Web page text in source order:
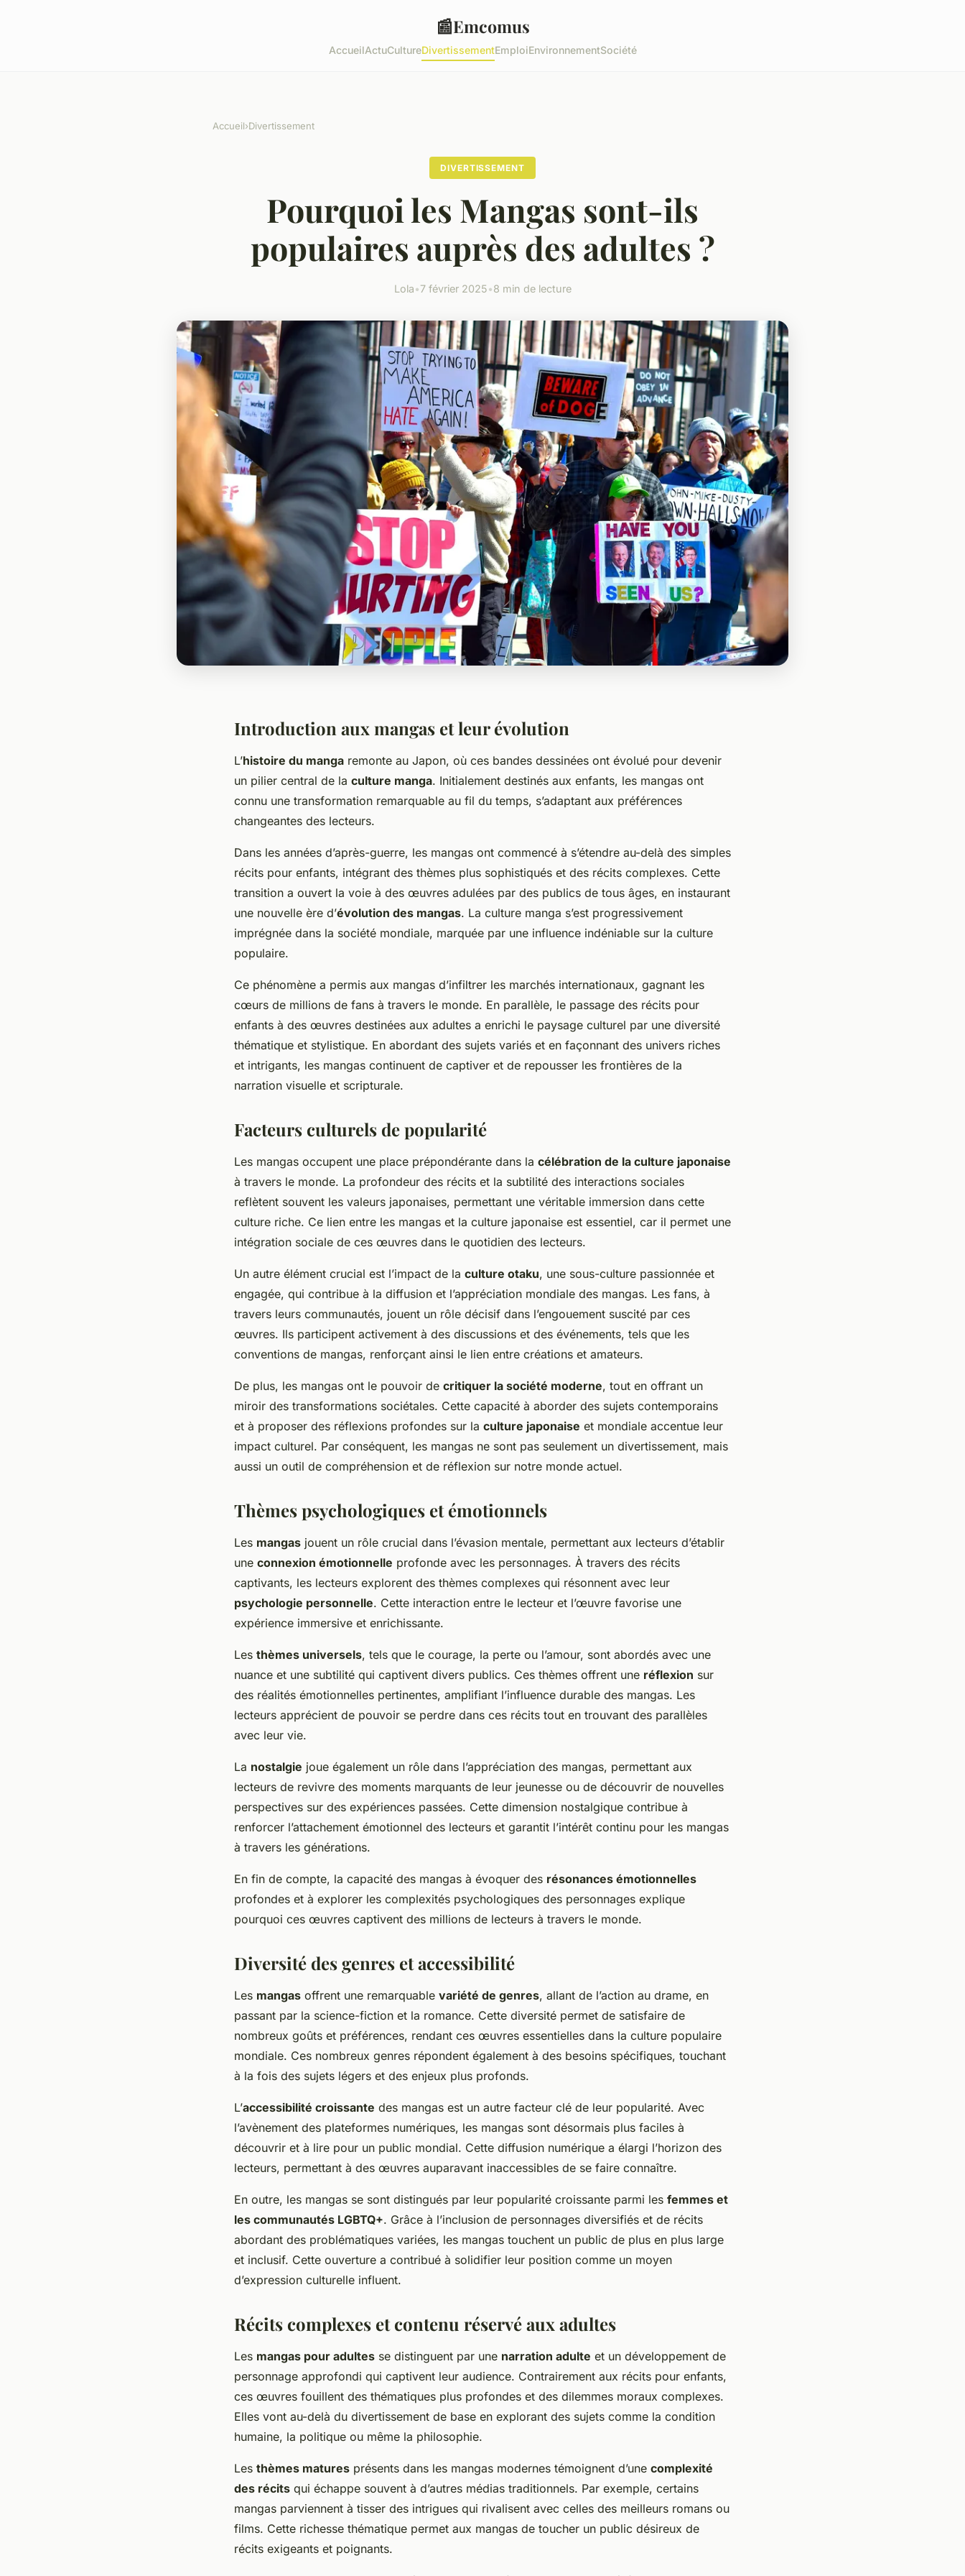
📰Emcomus
AccueilActuCultureDivertissementEmploiEnvironnementSociété
Accueil›Divertissement
DIVERTISSEMENT
Pourquoi les Mangas sont-ils
populaires auprès des adultes ?
Lola•7 février 2025•8 min de lecture
Introduction aux mangas et leur évolution
L’histoire du manga remonte au Japon, où ces bandes dessinées ont évolué pour devenir
un pilier central de la culture manga. Initialement destinés aux enfants, les mangas ont
connu une transformation remarquable au fil du temps, s’adaptant aux préférences
changeantes des lecteurs.
Dans les années d’après-guerre, les mangas ont commencé à s’étendre au-delà des simples
récits pour enfants, intégrant des thèmes plus sophistiqués et des récits complexes. Cette
transition a ouvert la voie à des œuvres adulées par des publics de tous âges, en instaurant
une nouvelle ère d’évolution des mangas. La culture manga s’est progressivement
imprégnée dans la société mondiale, marquée par une influence indéniable sur la culture
populaire.
Ce phénomène a permis aux mangas d’infiltrer les marchés internationaux, gagnant les
cœurs de millions de fans à travers le monde. En parallèle, le passage des récits pour
enfants à des œuvres destinées aux adultes a enrichi le paysage culturel par une diversité
thématique et stylistique. En abordant des sujets variés et en façonnant des univers riches
et intrigants, les mangas continuent de captiver et de repousser les frontières de la
narration visuelle et scripturale.
Facteurs culturels de popularité
Les mangas occupent une place prépondérante dans la célébration de la culture japonaise
à travers le monde. La profondeur des récits et la subtilité des interactions sociales
reflètent souvent les valeurs japonaises, permettant une véritable immersion dans cette
culture riche. Ce lien entre les mangas et la culture japonaise est essentiel, car il permet une
intégration sociale de ces œuvres dans le quotidien des lecteurs.
Un autre élément crucial est l’impact de la culture otaku, une sous-culture passionnée et
engagée, qui contribue à la diffusion et l’appréciation mondiale des mangas. Les fans, à
travers leurs communautés, jouent un rôle décisif dans l’engouement suscité par ces
œuvres. Ils participent activement à des discussions et des événements, tels que les
conventions de mangas, renforçant ainsi le lien entre créations et amateurs.
De plus, les mangas ont le pouvoir de critiquer la société moderne, tout en offrant un
miroir des transformations sociétales. Cette capacité à aborder des sujets contemporains
et à proposer des réflexions profondes sur la culture japonaise et mondiale accentue leur
impact culturel. Par conséquent, les mangas ne sont pas seulement un divertissement, mais
aussi un outil de compréhension et de réflexion sur notre monde actuel.
Thèmes psychologiques et émotionnels
Les mangas jouent un rôle crucial dans l’évasion mentale, permettant aux lecteurs d’établir
une connexion émotionnelle profonde avec les personnages. À travers des récits
captivants, les lecteurs explorent des thèmes complexes qui résonnent avec leur
psychologie personnelle. Cette interaction entre le lecteur et l’œuvre favorise une
expérience immersive et enrichissante.
Les thèmes universels, tels que le courage, la perte ou l’amour, sont abordés avec une
nuance et une subtilité qui captivent divers publics. Ces thèmes offrent une réflexion sur
des réalités émotionnelles pertinentes, amplifiant l’influence durable des mangas. Les
lecteurs apprécient de pouvoir se perdre dans ces récits tout en trouvant des parallèles
avec leur vie.
La nostalgie joue également un rôle dans l’appréciation des mangas, permettant aux
lecteurs de revivre des moments marquants de leur jeunesse ou de découvrir de nouvelles
perspectives sur des expériences passées. Cette dimension nostalgique contribue à
renforcer l’attachement émotionnel des lecteurs et garantit l’intérêt continu pour les mangas
à travers les générations.
En fin de compte, la capacité des mangas à évoquer des résonances émotionnelles
profondes et à explorer les complexités psychologiques des personnages explique
pourquoi ces œuvres captivent des millions de lecteurs à travers le monde.
Diversité des genres et accessibilité
Les mangas offrent une remarquable variété de genres, allant de l’action au drame, en
passant par la science-fiction et la romance. Cette diversité permet de satisfaire de
nombreux goûts et préférences, rendant ces œuvres essentielles dans la culture populaire
mondiale. Ces nombreux genres répondent également à des besoins spécifiques, touchant
à la fois des sujets légers et des enjeux plus profonds.
L’accessibilité croissante des mangas est un autre facteur clé de leur popularité. Avec
l’avènement des plateformes numériques, les mangas sont désormais plus faciles à
découvrir et à lire pour un public mondial. Cette diffusion numérique a élargi l’horizon des
lecteurs, permettant à des œuvres auparavant inaccessibles de se faire connaître.
En outre, les mangas se sont distingués par leur popularité croissante parmi les femmes et
les communautés LGBTQ+. Grâce à l’inclusion de personnages diversifiés et de récits
abordant des problématiques variées, les mangas touchent un public de plus en plus large
et inclusif. Cette ouverture a contribué à solidifier leur position comme un moyen
d’expression culturelle influent.
Récits complexes et contenu réservé aux adultes
Les mangas pour adultes se distinguent par une narration adulte et un développement de
personnage approfondi qui captivent leur audience. Contrairement aux récits pour enfants,
ces œuvres fouillent des thématiques plus profondes et des dilemmes moraux complexes.
Elles vont au-delà du divertissement de base en explorant des sujets comme la condition
humaine, la politique ou même la philosophie.
Les thèmes matures présents dans les mangas modernes témoignent d’une complexité
des récits qui échappe souvent à d’autres médias traditionnels. Par exemple, certains
mangas parviennent à tisser des intrigues qui rivalisent avec celles des meilleurs romans ou
films. Cette richesse thématique permet aux mangas de toucher un public désireux de
récits exigeants et poignants.